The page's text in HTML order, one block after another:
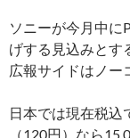
ソニーが今月中に
げする見込みとす
広報サイドはノー
日本では現在税込
（120円）なら